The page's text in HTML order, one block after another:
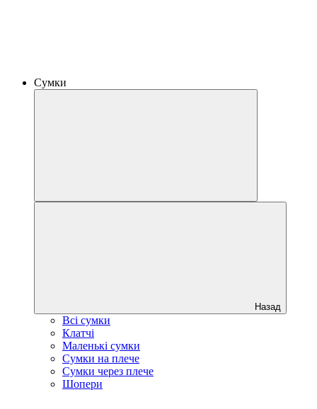
Сумки
Назад
Всі сумки
Клатчі
Маленькі сумки
Сумки на плече
Сумки через плече
Шопери